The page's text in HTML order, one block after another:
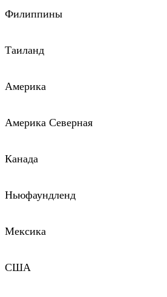
Филиппины
Таиланд
Америка
Америка Северная
Канада
Ньюфаундленд
Мексика
США